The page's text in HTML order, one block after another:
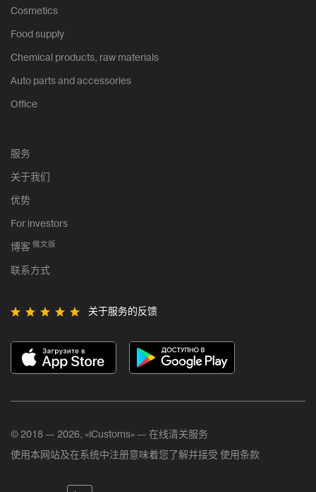
Cosmetics
Food supply
Chemical products, raw materials
Auto parts and accessories
Office
服务
关于我们
优势
For investors
博客 俄文版
联系方式
关于服务的反馈
© 2018 — 2026, «iCustoms» — 在线清关服务
使用本网站及在系统中注册意味着您了解并接受 使用条款